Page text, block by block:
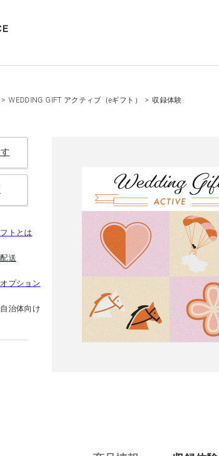
> WEDDING GIFT アクティブ（eギフト） > 収録体験
トとは
送
プション
治体向け